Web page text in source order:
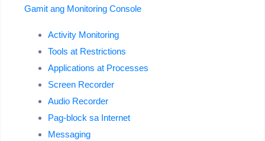
Gamit ang Monitoring Console
Activity Monitoring
Tools at Restrictions
Applications at Processes
Screen Recorder
Audio Recorder
Pag-block sa Internet
Messaging